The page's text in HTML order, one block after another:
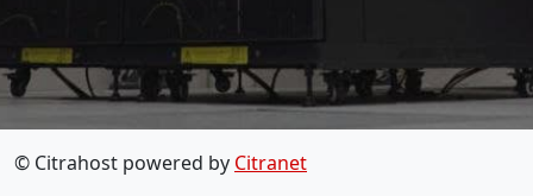
© Citrahost powered by Citranet